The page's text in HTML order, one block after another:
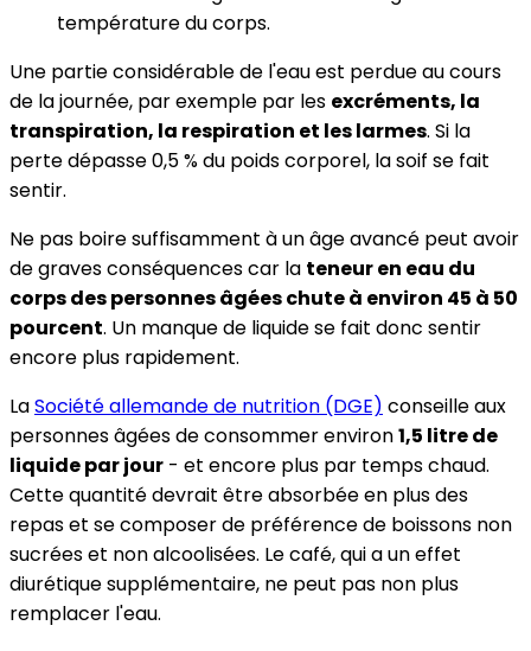
température du corps.
Une partie considérable de l'eau est perdue au cours
de la journée, par exemple par les excréments, la
transpiration, la respiration et les larmes. Si la
perte dépasse 0,5 % du poids corporel, la soif se fait
sentir.
Ne pas boire suffisamment à un âge avancé peut avoir
de graves conséquences car la teneur en eau du
corps des personnes âgées chute à environ 45 à 50
pourcent. Un manque de liquide se fait donc sentir
encore plus rapidement.
LaSociété allemande de nutrition (DGE) conseille aux
personnes âgées de consommer environ1,5 litre de
liquide par jour - et encore plus par temps chaud.
Cette quantité devrait être absorbée en plus des
repas et se composer de préférence de boissons non
sucrées et non alcoolisées. Le café, qui a un effet
diurétique supplémentaire, ne peut pas non plus
remplacer l'eau.